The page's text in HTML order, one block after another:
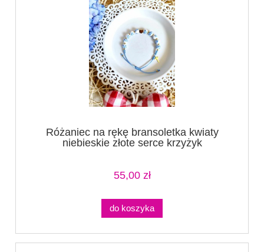
Różaniec na rękę bransoletka kwiaty
niebieskie złote serce krzyżyk
55,00 zł
do koszyka